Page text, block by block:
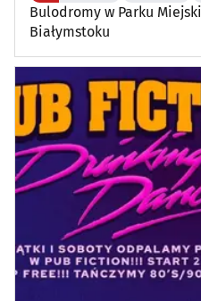
Bulodromy w Parku
Białymstoku